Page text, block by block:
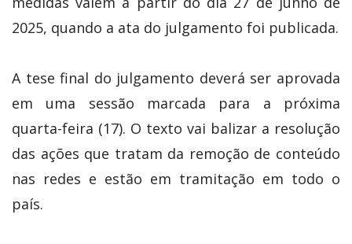
2025, quando a ata do julgamento foi publicada.
A tese final do julgamento deverá ser aprovada
em uma sessão marcada para a próxima
quarta-feira (17). O texto vai balizar a resolução
das ações que tratam da remoção de conteúdo
nas redes e estão em tramitação em todo o
país.